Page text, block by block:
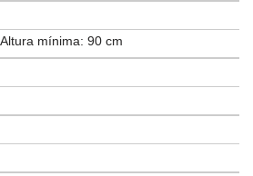
mínima: 90 cm